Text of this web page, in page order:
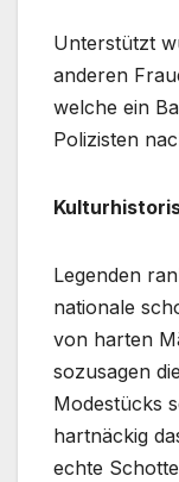
Unterstützt
anderen
welche ein
Polizisten
Legenden
nationale
von harten
sozusagen
Modestücks
hartnäckig
echte